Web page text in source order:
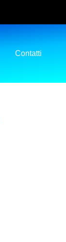
Contatti